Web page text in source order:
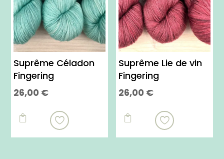
Suprême Céladon
Fingering
26,00 €

produit
Suprême Lie de vin
Fingering
26,00 €

produit